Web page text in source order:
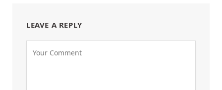
LEAVE A REPLY